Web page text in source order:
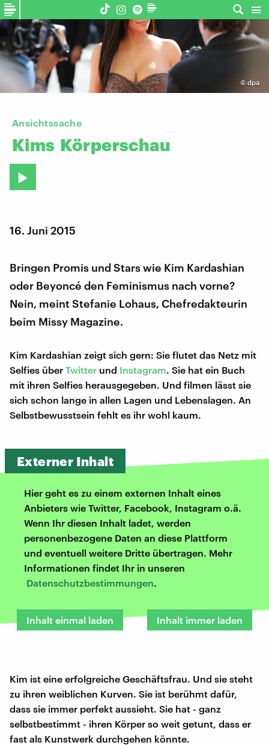
© dpa
Ansichtssache
Kims Körperschau
16. Juni 2015
Bringen Promis und Stars wie Kim Kardashian
oder Beyoncé den Feminismus nach vorne?
Nein, meint Stefanie Lohaus, Chefredakteurin
beim Missy Magazine.
Kim Kardashian zeigt sich gern: Sie flutet das Netz mit
Selfies über Twitter und Instagram. Sie hat ein Buch
mit ihren Selfies herausgegeben. Und filmen lässt sie
sich schon lange in allen Lagen und Lebenslagen. An
Selbstbewusstsein fehlt es ihr wohl kaum.
Externer Inhalt
Hier geht es zu einem externen Inhalt eines
Anbieters wie Twitter, Facebook, Instagram o.ä.
Wenn Ihr diesen Inhalt ladet, werden
personenbezogene Daten an diese Plattform
und eventuell weitere Dritte übertragen. Mehr
Informationen findet Ihr in unseren
Datenschutzbestimmungen.
Inhalt einmal laden Inhalt immer laden
Kim ist eine erfolgreiche Geschäftsfrau. Und sie steht
zu ihren weiblichen Kurven. Sie ist berühmt dafür,
dass sie immer perfekt aussieht. Sie hat - ganz
selbstbestimmt - ihren Körper so weit getunt, dass er
fast als Kunstwerk durchgehen könnte.